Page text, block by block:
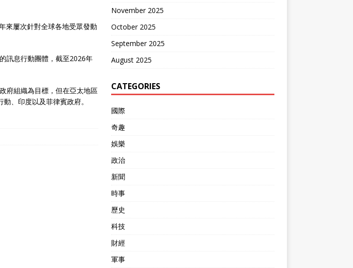
來屢次針對全球各地受眾發動
訊息行動團體，截至2026年
府組織為目標，但在亞太地區
、印度以及菲律賓政府。
November 2025
October 2025
September 2025
August 2025
CATEGORIES
國際
奇趣
娛樂
政治
新聞
時事
歷史
科技
財經
軍事